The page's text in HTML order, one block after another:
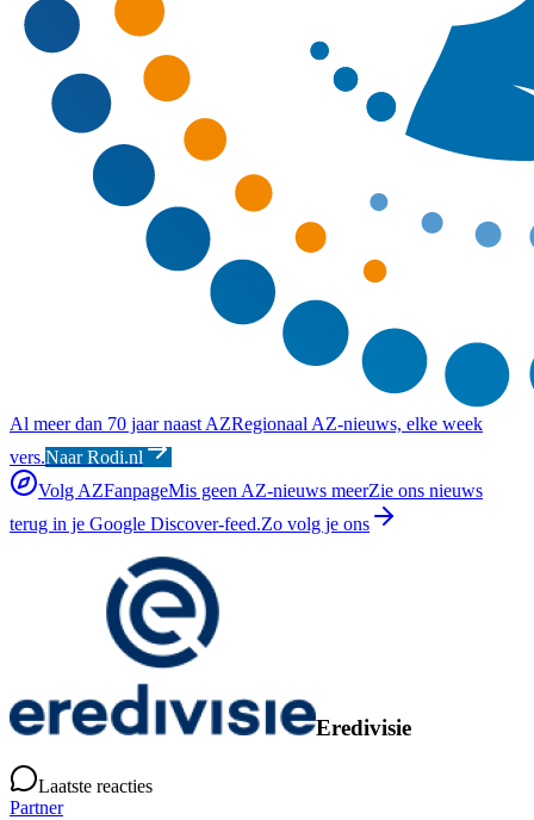
Al meer dan 70 jaar naast AZRegionaal AZ-nieuws, elke week
vers.Naar Rodi.nl
Volg AZFanpageMis geen AZ-nieuws meerZie ons nieuws
terug in je Google Discover-feed.Zo volg je ons
Eredivisie
Laatste reacties
Partner